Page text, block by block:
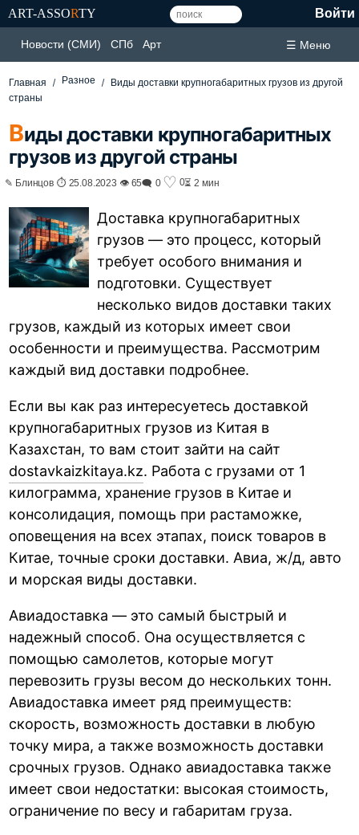
ART-ASSORTY Войти
Новости (СМИ) СПб Арт ☰ Меню
Главная Разное
Виды доставки крупногабаритных грузов из другой
страны
Виды доставки крупногабаритных
грузов из другой страны
✎ Блинцов ⏱ 25.08.2023 👁 65🗨 0 ♡ 0⏳ 2 мин
Доставка крупногабаритных
грузов — это процесс, который
требует особого внимания и
подготовки. Существует
несколько видов доставки таких
грузов, каждый из которых имеет свои
особенности и преимущества. Рассмотрим
каждый вид доставки подробнее.
Если вы как раз интересуетесь доставкой
крупногабаритных грузов из Китая в
Казахстан, то вам стоит зайти на сайт
dostavkaizkitaya.kz. Работа с грузами от 1
килограмма, хранение грузов в Китае и
консолидация, помощь при растаможке,
оповещения на всех этапах, поиск товаров в
Китае, точные сроки доставки. Авиа, ж/д, авто
и морская виды доставки.
Авиадоставка — это самый быстрый и
надежный способ. Она осуществляется с
помощью самолетов, которые могут
перевозить грузы весом до нескольких тонн.
Авиадоставка имеет ряд преимуществ:
скорость, возможность доставки в любую
точку мира, а также возможность доставки
срочных грузов. Однако авиадоставка также
имеет свои недостатки: высокая стоимость,
ограничение по весу и габаритам груза.